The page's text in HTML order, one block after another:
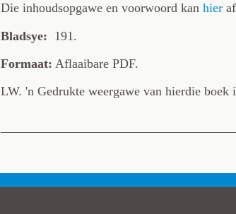
Die inhoudsopgawe en voorwoord kan hier
Bladsye: 191.
Formaat: Aflaaibare PDF.
LW. 'n Gedrukte weergawe van hierdie boek